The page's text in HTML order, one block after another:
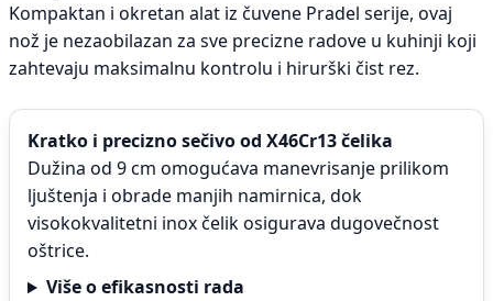
Kompaktan i okretan alat iz čuvene Pradel serije, ovaj
nož je nezaobilazan za sve precizne radove u kuhinji koji
zahtevaju maksimalnu kontrolu i hirurški čist rez.
Kratko i precizno sečivo od X46Cr13 čelika
Dužina od 9 cm omogućava manevrisanje prilikom
ljuštenja i obrade manjih namirnica, dok
visokokvalitetni inox čelik osigurava dugovečnost
oštrice.
Više o efikasnosti rada